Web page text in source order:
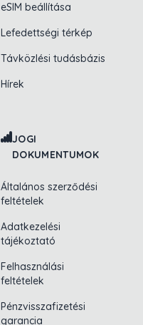
eSIM beállítása
Lefedettségi térkép
Távközlési tudásbázis
Hírek
JOGI
DOKUMENTUMOK
Általános szerződési
feltételek
Adatkezelési
tájékoztató
Felhasználási
feltételek
Pénzvisszafizetési
garancia